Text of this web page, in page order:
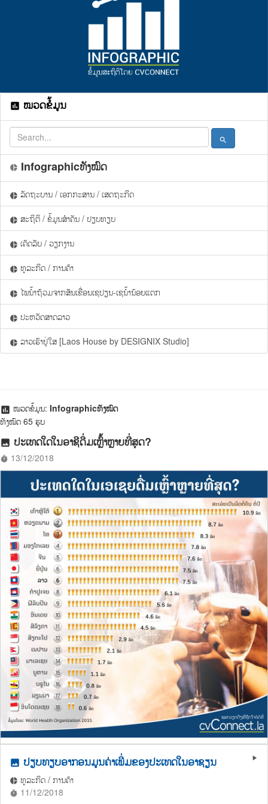
assessment ໝວດຂໍ້ມູນ
search
pie_chart Infographicທັງໝົດ
pie_chart ລັດຖະບານ / ເອກກະສານ / ເສດຖະກິດ
pie_chart ສະຖິຕິ / ຂໍ້ມູນສຳຄັນ / ປຽບທຽບ
pie_chart ເຄັດລັບ / ວຽກງານ
pie_chart ທຸລະກິດ / ການຄ້າ
pie_chart ໄພນ້ຳຖ້ວມຈາກສັນເຂື່ອນເຊປຽນ-ເຊນ້ຳນ້ອຍແຕກ
pie_chart ປະຫວັດສາດລາວ
pie_chart ລາວເຮົາຢູ່ໃສ [Laos House by DESIGNIX Studio]
assessment ໝວດຂໍ້ມູນ: Infographicທັງໝົດ
ທັງໝົດ 65 ຮູບ
photo ປະເທດໃດໃນອາຊີດື່ມເຫຼົ້າຫຼາຍທີ່ສຸດ?
timer 13/12/2018
play_arrow
photo ປຽບທຽບອາກອນມູນຄ່າເພີ່ມຂອງປະເທດໃນອາຊຽນ
pie_chart ທຸລະກິດ / ການຄ້າ
timer 11/12/2018